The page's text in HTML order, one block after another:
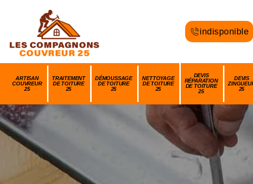
indisponible
ARTISAN
COUVREUR
25
TRAITEMENT
DE TOITURE
25
DÉMOUSSAGE
DE TOITURE
25
NETTOYAGE
DE TOITURE
25
DEVIS
RÉPARATION
DE TOITURE
25
DEVIS
25